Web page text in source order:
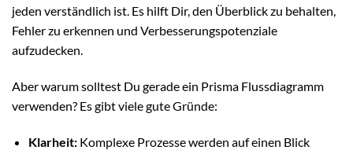
jeden verständlich ist. Es hilft Dir, den Überblick zu behalten,
Fehler zu erkennen und Verbesserungspotenziale
aufzudecken.
Aber warum solltest Du gerade ein Prisma Flussdiagramm
verwenden? Es gibt viele gute Gründe:
Klarheit:Komplexe Prozesse werden auf einen Blick